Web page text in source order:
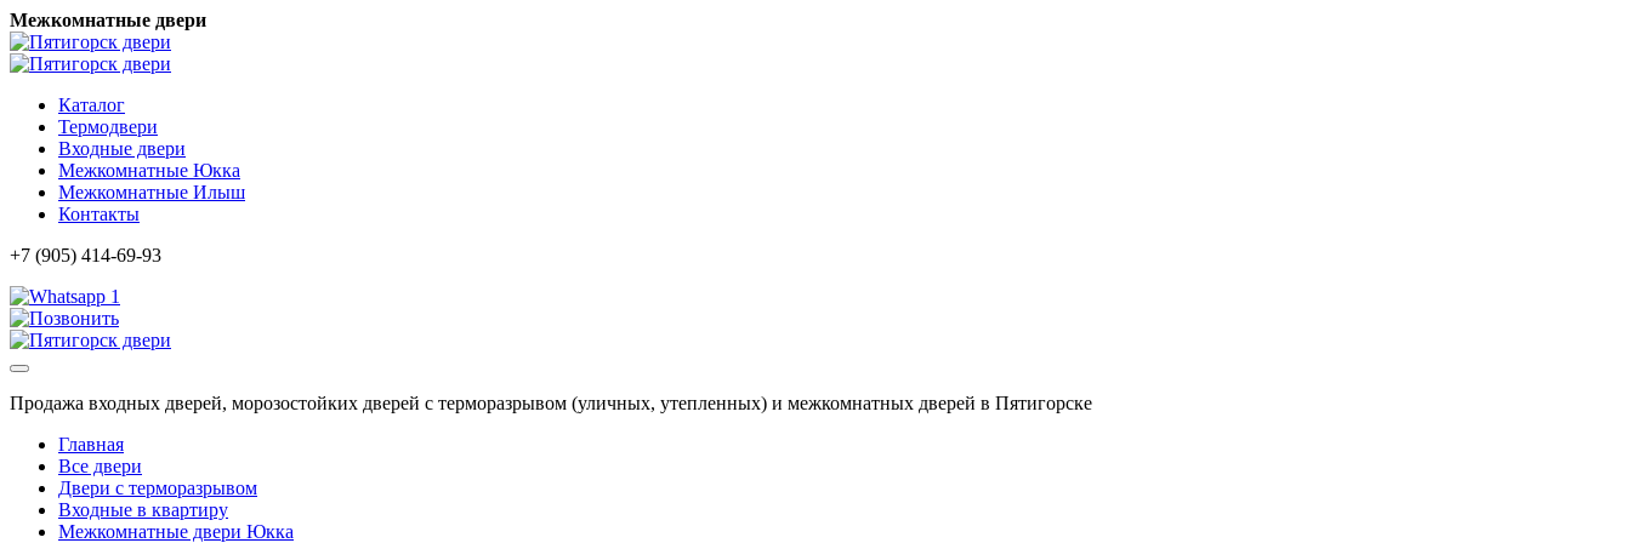
Межкомнатные двери
Каталог
Термодвери
Входные двери
Межкомнатные Юкка
Межкомнатные Илыш
Контакты
+7 (905) 414-69-93
1
Продажа входных дверей, морозостойких дверей с терморазрывом (уличных, утепленных) и межкомнатных дверей в Пятигорске
Главная
Все двери
Двери с терморазрывом
Входные в квартиру
Межкомнатные двери Юкка